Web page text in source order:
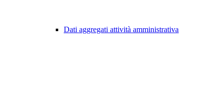
Dati aggregati attività amministrativa